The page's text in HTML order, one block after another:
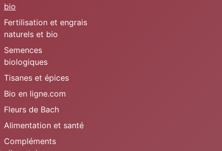
bio
Fertilisation et engrais
naturels et bio
Semences
biologiques
Tisanes et épices
Bio en ligne.com
Fleurs de Bach
Alimentation et santé
Compléments